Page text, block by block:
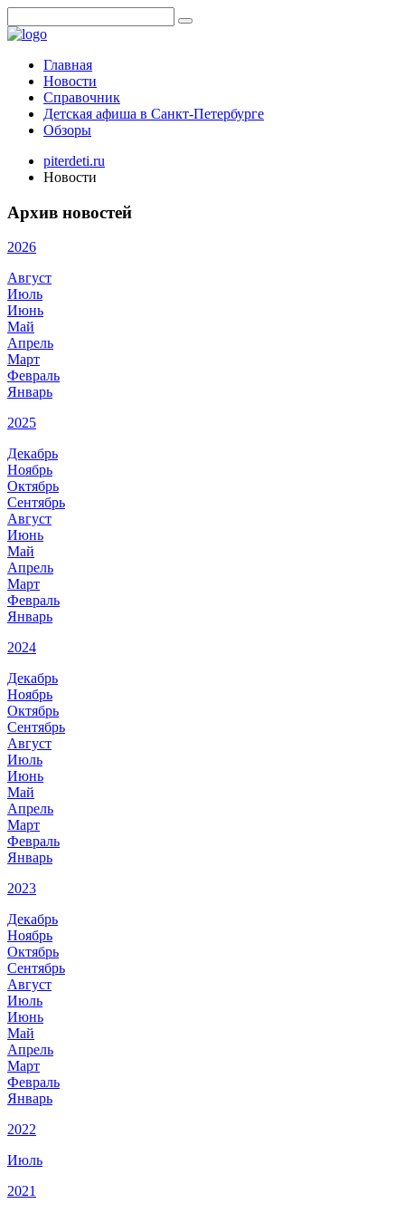
Главная
Новости
Справочник
Детская афиша в Санкт-Петербурге
Обзоры
piterdeti.ru
Новости
Архив новостей
2026
Август
Июль
Июнь
Май
Апрель
Март
Февраль
Январь
2025
Декабрь
Ноябрь
Октябрь
Сентябрь
Август
Июнь
Май
Апрель
Март
Февраль
Январь
2024
Декабрь
Ноябрь
Октябрь
Сентябрь
Август
Июль
Июнь
Май
Апрель
Март
Февраль
Январь
2023
Декабрь
Ноябрь
Октябрь
Сентябрь
Август
Июль
Июнь
Май
Апрель
Март
Февраль
Январь
2022
Июль
2021